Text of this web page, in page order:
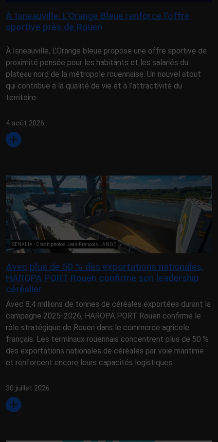
À Isneauville, L’Orange Bleue renforce l’offre
sportive près de Rouen
À Isneauville, L’Orange bleue propose une offre sportive de
proximité pensée pour les habitants et les salariés du
plateau nord de la métropole rouennaise. Un nouvel atout
qui contribue à la qualité de vie et à l’attractivité du
territoire.
4 août 2026
SENALIA - Crédit photos Jean-François LANGE
Avec plus de 50 % des exportations nationales,
HAROPA PORT Rouen confirme son leadership
céréalier
Avec 8,4 millions de tonnes de céréales exportées durant la
campagne 2025-2026, HAROPA PORT Rouen confirme le
rôle stratégique de Rouen dans le commerce agricole
français. Les terminaux rouennais concentrent plus de 50 %
des exportations nationales de céréales par voie maritime
et renforcent encore leurs capacités logistiques.
30 juillet 2026